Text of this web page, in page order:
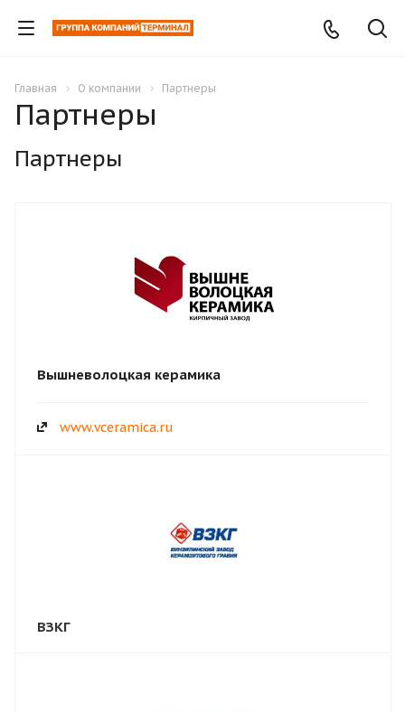
Главная О компании Партнеры
Партнеры
Партнеры
Вышневолоцкая керамика
www.vceramica.ru
ВЗКГ